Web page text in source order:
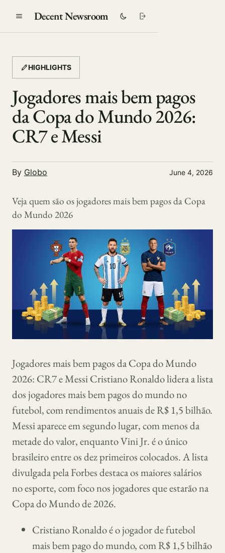
Decent Newsroom
HIGHLIGHTS
Jogadores mais bem pagos
da Copa do Mundo 2026:
CR7 e Messi
By Globo June 4, 2026
Veja quem são os jogadores mais bem pagos da Copa
do Mundo 2026
Jogadores mais bem pagos da Copa do Mundo
2026: CR7 e Messi Cristiano Ronaldo lidera a lista
dos jogadores mais bem pagos do mundo no
futebol, com rendimentos anuais de R$ 1,5 bilhão.
Messi aparece em segundo lugar, com menos da
metade do valor, enquanto Vini Jr. é o único
brasileiro entre os dez primeiros colocados. A lista
divulgada pela Forbes destaca os maiores salários
no esporte, com foco nos jogadores que estarão na
Copa do Mundo de 2026.
Cristiano Ronaldo é o jogador de futebol
mais bem pago do mundo, com R$ 1,5 bilhão